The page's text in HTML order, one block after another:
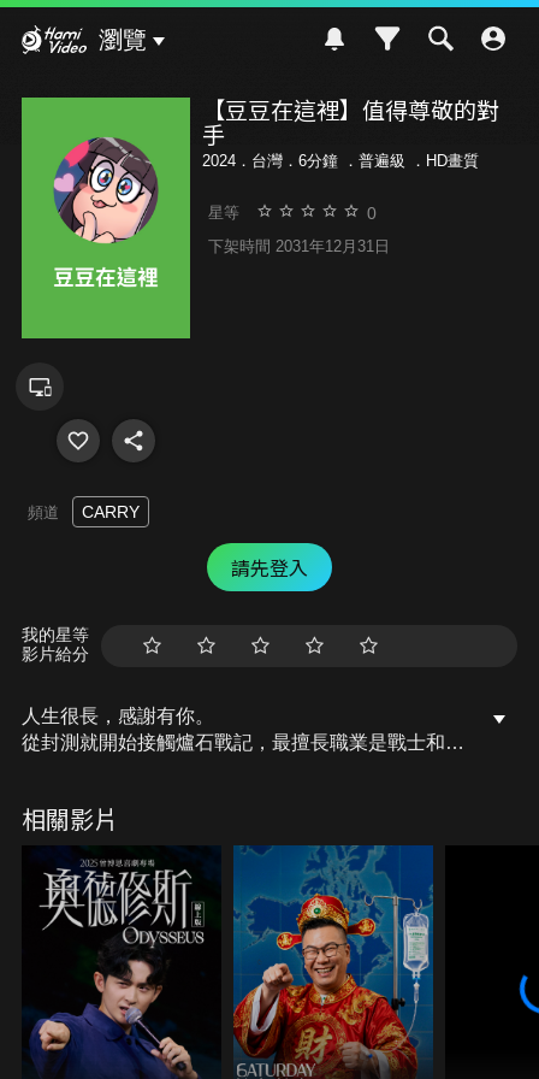
瀏覽
【豆豆在這裡】值得尊敬的對
手
2024．台灣．6分鐘 ． 普遍級 ．HD畫質
星等 0
下架時間 2031年12月31日
頻道 CARRY
請先登入
我的星等
影片給分
人生很長，感謝有你。
從封測就開始接觸爐石戰記，最擅長職業是戰士和牧
醒。
從陰暗幽霾的蛇界森林甦醒吧， 趁此良機，莫再猶
豫，恭請蛇界至尊雙飛寶典！
OSkomodo 還不一起加入蛇教跟著教主一起前進!
相關影片